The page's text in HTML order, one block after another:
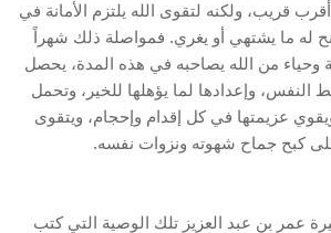
قريب، ولكنه لتقوى الله يلتزم الأمانة في
له ما يشتهي أو يغري. فمواصلة ذلك شهراً
وحياء من الله يصاحبه في هذه المدة، يحصل
النفس، وإعدادها لما يؤهلها للخير، وتحمل
عزيمتها في كل إقدام وإحجام، ويتقوى
كبح جماح شهوته ونزوات نفسه.
عمر بن عبد العزيز تلك الوصية التي كتب